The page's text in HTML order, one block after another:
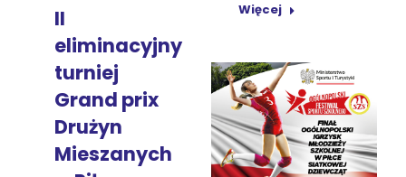
Więcej
II
eliminacyjny
turniej
Grand prix
Drużyn
Mieszanych